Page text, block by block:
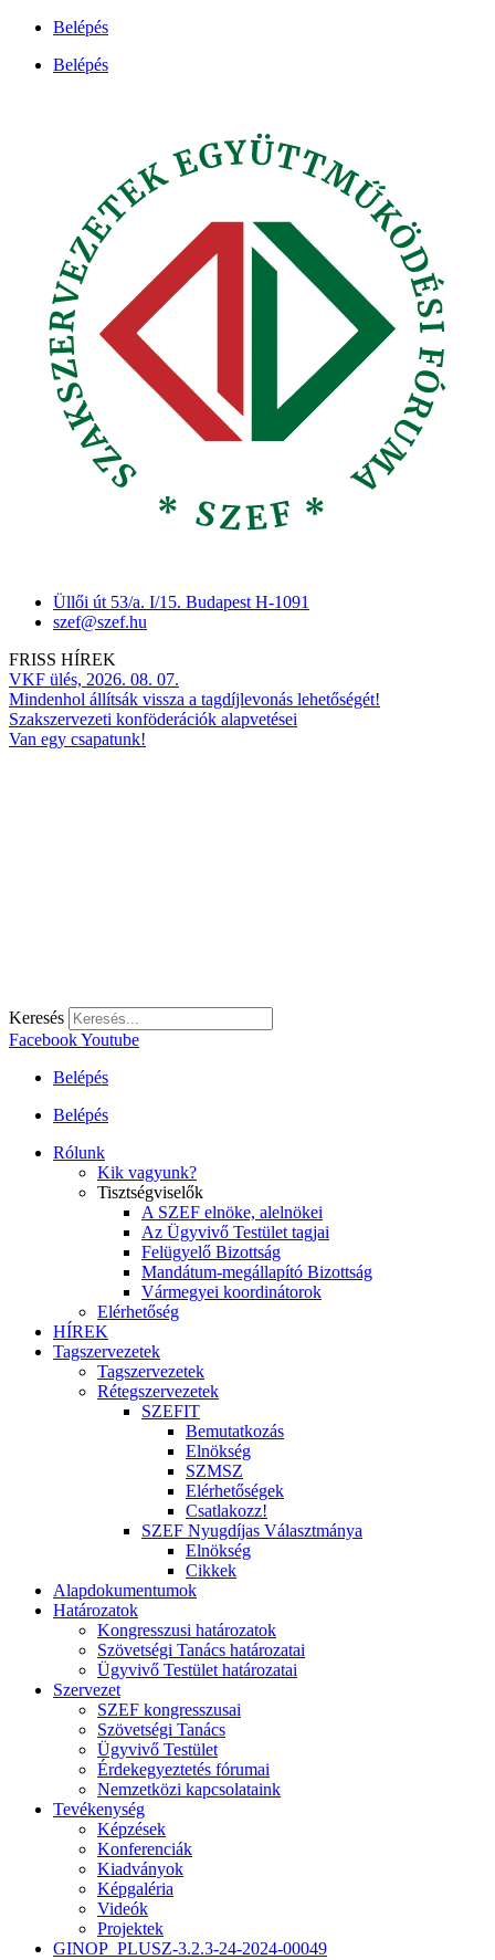
Ugrás
tartalomhoz
Belépés
Belépés
Üllői út 53/a. I/15. Budapest H-1091
szef@szef.hu
FRISS HÍREK
VKF ülés, 2026. 08. 07.
Mindenhol állítsák vissza a tagdíjlevonás lehetőségét!
Szakszervezeti konföderációk alapvetései
Van egy csapatunk!
Keresés
FacebookYoutube
Belépés
Belépés
Rólunk
Kik vagyunk?
Tisztségviselők
A SZEF elnöke, alelnökei
Az Ügyvivő Testület tagjai
Felügyelő Bizottság
Mandátum-megállapító Bizottság
Vármegyei koordinátorok
Elérhetőség
HÍREK
Tagszervezetek
Tagszervezetek
Rétegszervezetek
SZEFIT
Bemutatkozás
Elnökség
SZMSZ
Elérhetőségek
Csatlakozz!
SZEF Nyugdíjas Választmánya
Elnökség
Cikkek
Alapdokumentumok
Határozatok
Kongresszusi határozatok
Szövetségi Tanács határozatai
Ügyvivő Testület határozatai
Szervezet
SZEF kongresszusai
Szövetségi Tanács
Ügyvivő Testület
Érdekegyeztetés fórumai
Nemzetközi kapcsolataink
Tevékenység
Képzések
Konferenciák
Kiadványok
Képgaléria
Videók
Projektek
GINOP_PLUSZ-3.2.3-24-2024-00049